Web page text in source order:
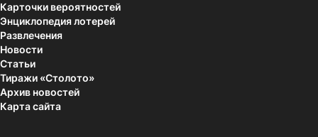
Карточки вероятностей
Энциклопедия лотерей
Развлечения
Новости
Статьи
Тиражи «Столото»
Архив новостей
Карта сайта